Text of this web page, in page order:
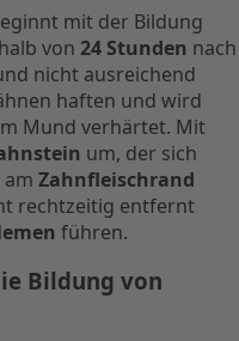
mit der Bildung
von 24 Stunden nach
nicht ausreichend
haften und wird
Mund verhärtet. Mit
um, der sich
am Zahnfleischrand
rechtzeitig entfernt
führen.
Bildung von